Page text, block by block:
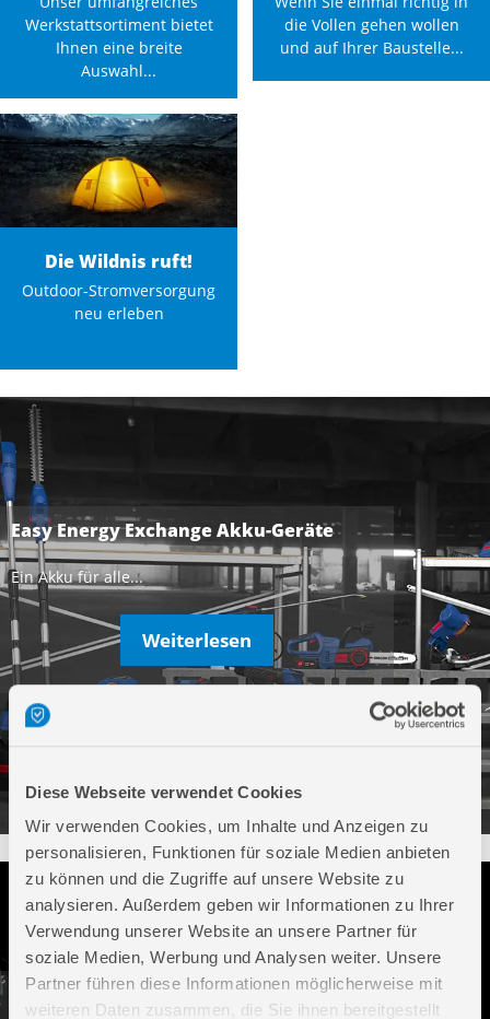
Diese Webseite verwendet Cookies
Wir verwenden Cookies, um Inhalte und Anzeigen zu
personalisieren, Funktionen für soziale Medien anbieten
zu können und die Zugriffe auf unsere Website zu
analysieren. Außerdem geben wir Informationen zu Ihrer
Verwendung unserer Website an unsere Partner für
soziale Medien, Werbung und Analysen weiter. Unsere
Partner führen diese Informationen möglicherweise mit
weiteren Daten zusammen, die Sie ihnen bereitgestellt
Werkstattsortiment bietet
Ihnen eine breite
Auswahl...
die Vollen gehen wollen
und auf Ihrer Baustelle...
Die Wildnis ruft!
Outdoor-Stromversorgung
neu erleben
Easy Energy Exchange Akku-Geräte
Ein Akku für alle...
Weiterlesen
Doppelschleifer